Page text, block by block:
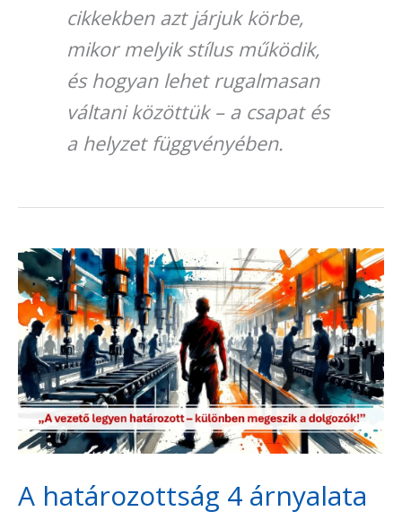
cikkekben azt járjuk körbe,
mikor melyik stílus működik,
és hogyan lehet rugalmasan
váltani közöttük – a csapat és
a helyzet függvényében.
A határozottság 4 árnyalata
A
határozottság
4
árnyalata
–
és
csak
egyik